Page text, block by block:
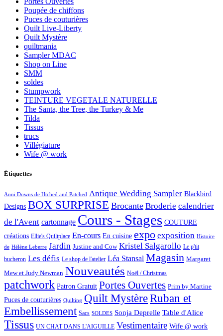
Poupée de chiffons
Puces de couturières
Quilt Live-Liberty
Quilt Mystère
quiltmania
Sampler MDAC
Shop on Line
SMM
soldes
Stumpwork
TEINTURE VEGETALE NATURELLE
The Santa, the Tree, the Turkey & Me
Tilda
Tissus
trucs
Villégiature
Wife @ work
Étiquettes
Anni Downs de Htched and Patched Antique Wedding Sampler Blackbird
Designs BOX SURPRISE Brocante Broderie calendrier
de l'Avent cartonnage Cours - Stages COUTURE
créations Ellie's Quiltplace En-cours En cuisine expo exposition Histoire
de Hélène Leberre Jardin Justine and Cow Kristel Salgarollo Le p'tit
bucheron Les défis Le shop de l'atelier Léa Stansal Magasin Margaret
Mew et Judy Newman Nouveautés Noël / Christmas
patchwork Patron Gratuit Portes Ouvertes Prim by Martine
Puces de couturières Quilting Quilt MystèreRuban et
Embellissement Sacs SOLDES Sonja Deprelle Table d'Alice
Tissus UN CHAT DANS L'AIGUILLE Vestimentaire Wife @ work